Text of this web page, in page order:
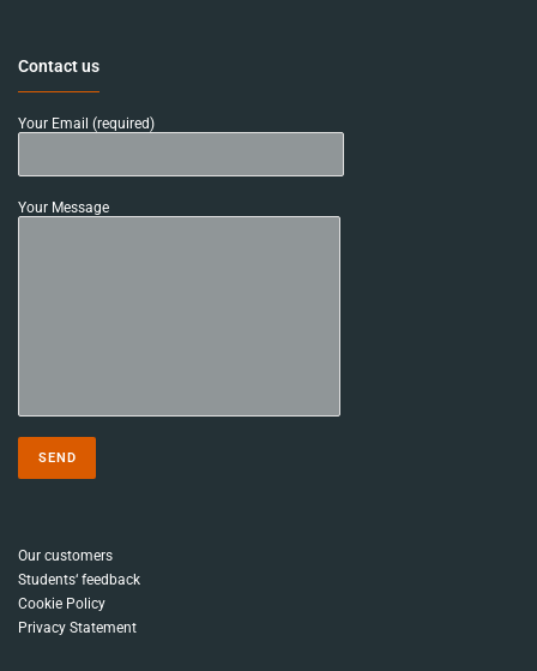
Contact us
Your Email (required)
Your Message
Our customers
Students‘ feedback
Cookie Policy
Privacy Statement